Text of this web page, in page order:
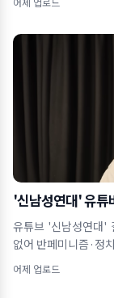
'신남성연대' 유튜
유튜브 '신남성연대
없어 반페미니즘·정
어제 업로드